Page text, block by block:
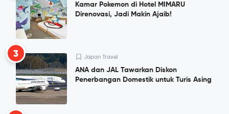
Kamar Pokemon di Hotel MIMARU
Direnovasi, Jadi Makin Ajaib!
3 Japan Travel
ANA dan JAL Tawarkan Diskon
Penerbangan Domestik untuk Turis Asing